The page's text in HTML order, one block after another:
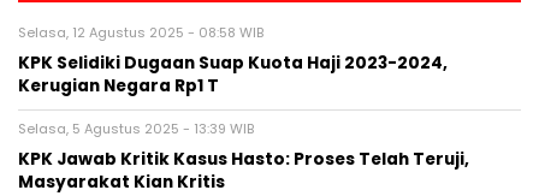
Selasa, 12 Agustus 2025 - 08:58 WIB
KPK Selidiki Dugaan Suap Kuota Haji 2023-2024,
Kerugian Negara Rp1 T
Selasa, 5 Agustus 2025 - 13:39 WIB
KPK Jawab Kritik Kasus Hasto: Proses Telah Teruji,
Masyarakat Kian Kritis